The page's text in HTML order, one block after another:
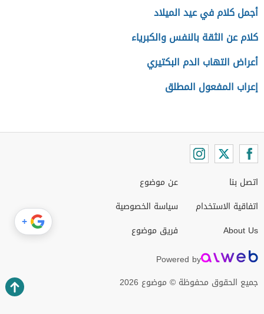
أجمل كلام في عيد الميلاد
كلام عن الثقة بالنفس والكبرياء
أعراض التهاب الدم البكتيري
إعراب المفعول المطلق
اتصل بنا
اتفاقية الاستخدام
About Us
عن موضوع
سياسة الخصوصية
فريق موضوع
Powered by
جميع الحقوق محفوظة © موضوع 2026
+